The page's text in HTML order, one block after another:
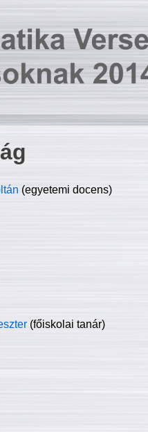
(egyetemi docens)
(főiskolai tanár)